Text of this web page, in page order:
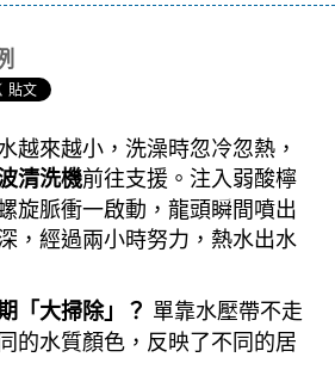
越來越小，洗澡時忽冷忽熱，
清洗機前往支援。注入弱酸檸
旋脈衝一啟動，龍頭瞬間噴出
，經過兩小時努力，熱水出水
「大掃除」？ 單靠水壓帶不走
的水質顏色，反映了不同的居